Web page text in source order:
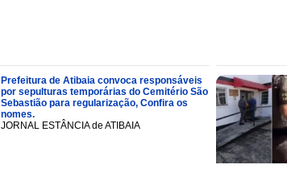
Prefeitura de Atibaia convoca responsáveis
por sepulturas temporárias do Cemitério São
Sebastião para regularização, Confira os
nomes.
JORNAL ESTÂNCIA de ATIBAIA